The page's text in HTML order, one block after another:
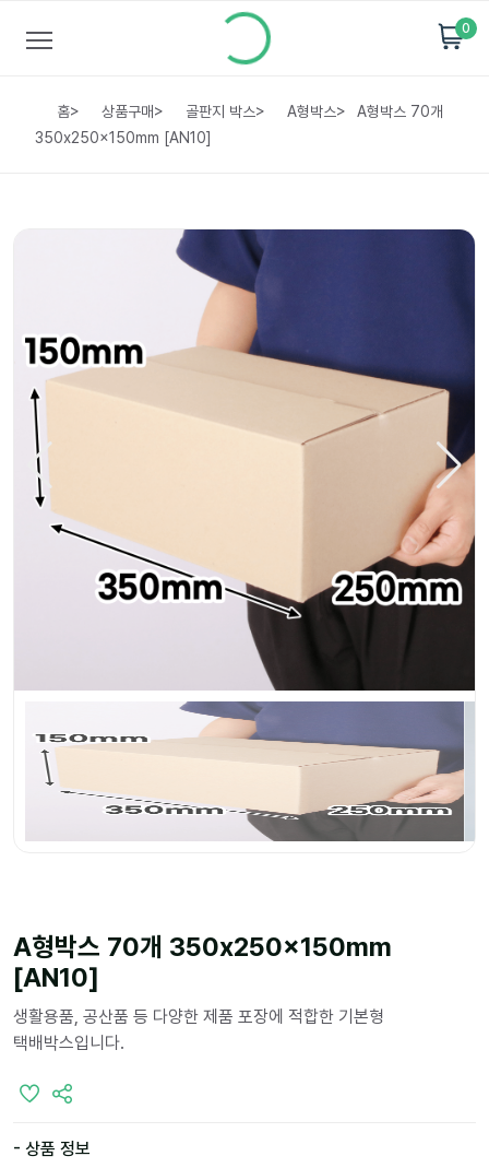
0
홈> 상품구매> 골판지 박스> A형박스>
A형박스 70개
350x250x150mm [AN10]
A형박스 70개 350x250x150mm
[AN10]
생활용품, 공산품 등 다양한 제품 포장에 적합한 기본형
택배박스입니다.
- 상품 정보